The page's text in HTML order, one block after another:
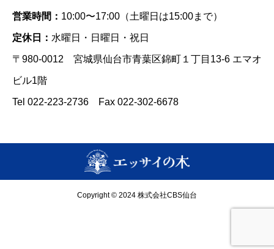
営業時間： 10:00〜17:00（土曜日は15:00まで）
定休日： 水曜日・日曜日・祝日
〒980-0012 宮城県仙台市青葉区錦町１丁目13-6 エマオ
ビル1階
Tel 022-223-2736 Fax 022-302-6678
Copyright © 2024 株式会社CBS仙台